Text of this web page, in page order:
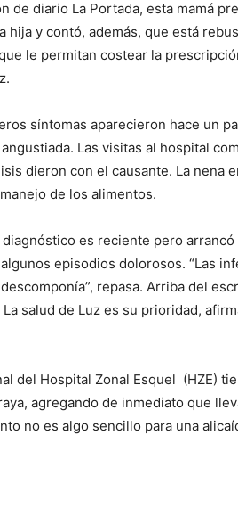
de diario La Portada, esta mamá
hija y contó, además, que está
le permitan costear la
síntomas aparecieron hace un
Las visitas al hospital
dieron con el causante. La nena
de los alimentos.
es reciente pero
episodios dolorosos. “Las
repasa. Arriba del
salud de Luz es su prioridad,
del Hospital Zonal Esquel (HZE)
agregando de inmediato que
no es algo sencillo para una